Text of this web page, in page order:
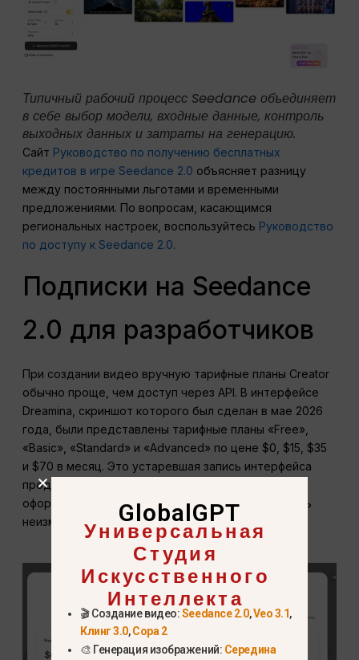
Типичный рабочий процесс Seedance объединяет
в себе выбор модели, входные данные, контроль
выходных данных и затраты на генерацию.
Сайт Руководство по получению бесплатных
кредитов в игре Seedance 2.0 объясняет разницу
между постоянными льготами и временными
предложениями. По вопросам, касающимся
региональных настроек, воспользуйтесь Руководство
по доступу к Seedance 2.0.
Подписки на Seedance
2.0 для разработчиков
При создании видео вручную тарифные планы Creator
обычно проще, чем доступ через API. В интерфейсе
Dreamina, скриншот которого был сделан в мае 2026
года, были представлены тарифные планы «Free»,
«Basic», «Standard» и «Advanced» по цене $0, $15, $35
и $70 в месяц. Это устаревшая запись интерфейса
продукта, а не обещание того, что условия
оформления заказа на сегодняшний день остались
неизменными.
GlobalGPT
Универсальная
Студия
Искусственного
Интеллекта
🎬 Создание видео:Seedance 2.0,Veo 3.1,
Клинг 3.0,Сора 2
🎨 Генерация изображений: Середина